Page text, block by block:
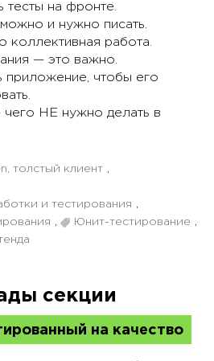
тесты на фронте.
и нужно писать.
коллективная работа.
— это важно.
чтобы его
НЕ нужно делать в
толстый клиент ,
и тестирования ,
, Юнит-тестирование ,
секции
на качество